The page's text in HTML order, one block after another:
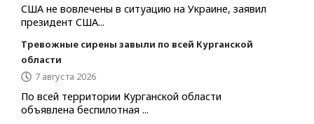
США не вовлечены в ситуацию на Украине, заявил
президент США...
Тревожные сирены завыли по всей Курганской
области
7 августа 2026
По всей территории Курганской области
объявлена беспилотная ...